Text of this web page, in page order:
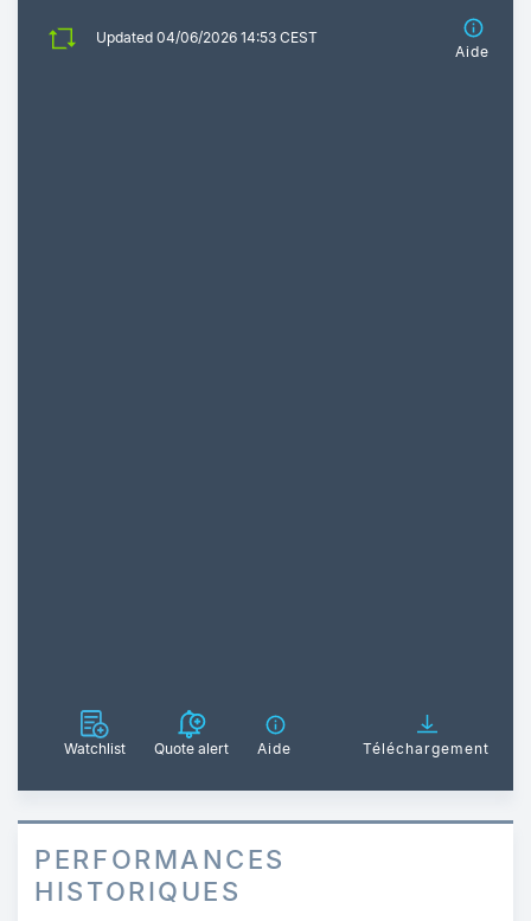
Updated 04/06/2026 14:53 CEST
Aide
Watchlist Quote alert Aide Téléchargement
PERFORMANCES
HISTORIQUES